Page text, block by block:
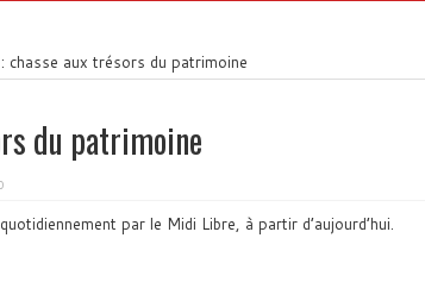
chasse aux trésors du patrimoine
du patrimoine
par le Midi Libre, à partir d’aujourd’hui.